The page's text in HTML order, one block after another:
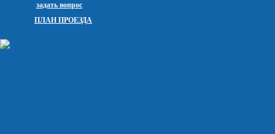
задать вопрос
ПЛАН ПРОЕЗДА